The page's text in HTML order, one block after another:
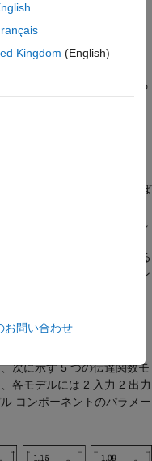
の表現と解析
ントローラー設計の検証
を線形化した線形モデルの
のシステム同定実験から取
ブジェクトに適用するほぼ
全体に一度に適用できま
するので、ベクトル化され
のモデルを同時に解析する
ます。MATLAB 配列のイン
次に示す 5 つの伝達関数モ
各モデルには 2 入力 2 出力
コンポーネントのパラメー
Kingdom (English)
お問い合わせ